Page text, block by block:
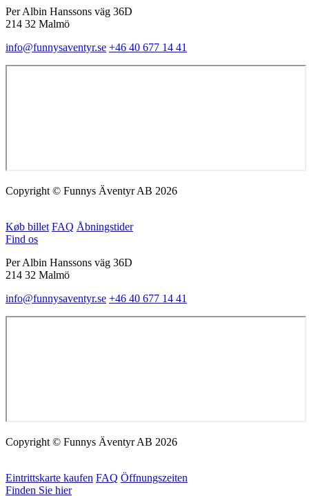
Per Albin Hanssons väg 36D
214 32 Malmö
info@funnysaventyr.se +46 40 677 14 41
Copyright © Funnys Äventyr AB 2026
Køb billet FAQ Åbningstider
Find os
Per Albin Hanssons väg 36D
214 32 Malmö
info@funnysaventyr.se +46 40 677 14 41
Copyright © Funnys Äventyr AB 2026
Eintrittskarte kaufen FAQ Öffnungszeiten
Finden Sie hier